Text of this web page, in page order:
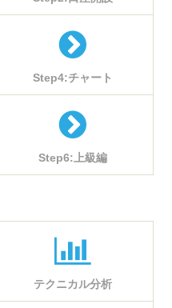
Step4:チャート
Step6:上級編
テクニカル分析